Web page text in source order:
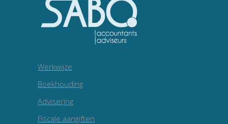
Werkwijze
Boekhouding
Advisering
Fiscale aangiften